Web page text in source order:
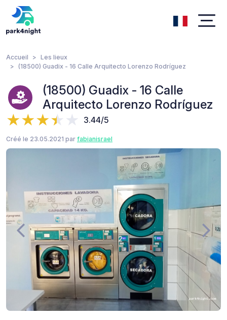
Accueil
Les lieux
(18500) Guadix - 16 Calle Arquitecto Lorenzo Rodríguez
(18500) Guadix - 16 Calle
Arquitecto Lorenzo Rodríguez
3.44/5
Créé le 23.05.2021 par fabianisrael